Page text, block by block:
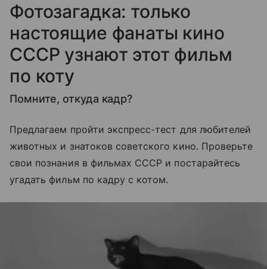
Фотозагадка: только
настоящие фанаты кино
СССР узнают этот фильм
по коту
Помните, откуда кадр?
Предлагаем пройти экспресс-тест для любителей
животных и знатоков советского кино. Проверьте
свои познания в фильмах СССР и постарайтесь
угадать фильм по кадру с котом.